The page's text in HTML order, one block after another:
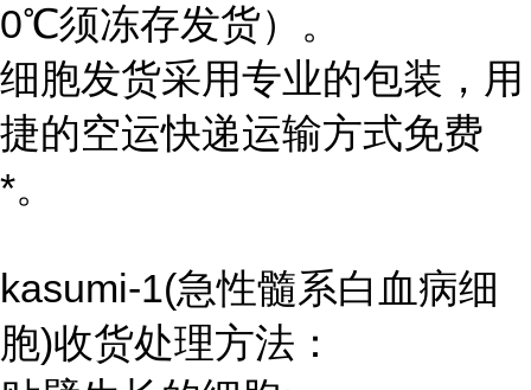
0℃须冻存发货）。
细胞发货采用专业的包装，用
捷的空运快递运输方式免费
*。
kasumi-1(急性髓系白血病细
胞)收货处理方法：